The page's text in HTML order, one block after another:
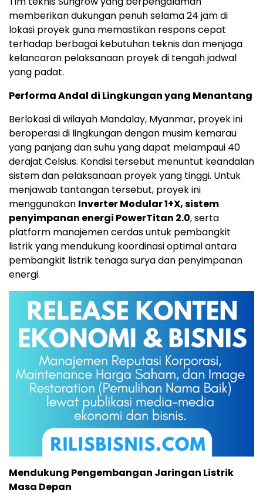
memberikan dukungan penuh selama 24 jam di
lokasi proyek guna memastikan respons cepat
terhadap berbagai kebutuhan teknis dan menjaga
kelancaran pelaksanaan proyek di tengah jadwal
yang padat.
Performa Andal di Lingkungan yang Menantang
Berlokasi di wilayah Mandalay, Myanmar, proyek ini
beroperasi di lingkungan dengan musim kemarau
yang panjang dan suhu yang dapat melampaui 40
derajat Celsius. Kondisi tersebut menuntut keandalan
sistem dan pelaksanaan proyek yang tinggi. Untuk
menjawab tantangan tersebut, proyek ini
menggunakan Inverter Modular 1+X, sistem
penyimpanan energi PowerTitan 2.0, serta
platform manajemen cerdas untuk pembangkit
listrik yang mendukung koordinasi optimal antara
pembangkit listrik tenaga surya dan penyimpanan
energi.
Mendukung Pengembangan Jaringan Listrik
Masa Depan